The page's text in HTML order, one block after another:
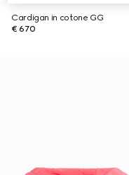
Cardigan in cotone GG
€ 670